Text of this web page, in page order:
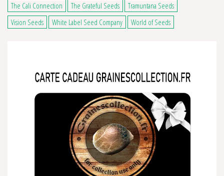
The Cali Connection
The Grateful Seeds
Tramuntana Seeds
Vision Seeds
White Label Seed Company World of Seeds